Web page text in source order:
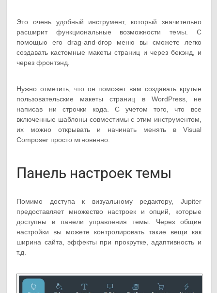
Это очень удобный инструмент, который значительно
расширит функциональные возможности темы. С
помощью его drag-and-drop меню вы сможете легко
создавать кастомные макеты страниц и через бекэнд, и
через фронтэнд.
Нужно отметить, что он поможет вам создавать крутые
пользовательские макеты страниц в WordPress, не
написав ни строчки кода. С учетом того, что все
включенные шаблоны совместимы с этим инструментом,
их можно открывать и начинать менять в Visual
Composer просто мгновенно.
Панель настроек темы
Помимо доступа к визуальному редактору, Jupiter
предоставляет множество настроек и опций, которые
доступны в панели управления темы. Через общие
настройки вы можете контролировать такие вещи как
ширина сайта, эффекты при прокрутке, адаптивность и
т.д.